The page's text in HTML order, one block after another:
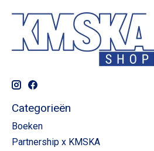
Categorieën
Boeken
Partnership x KMSKA